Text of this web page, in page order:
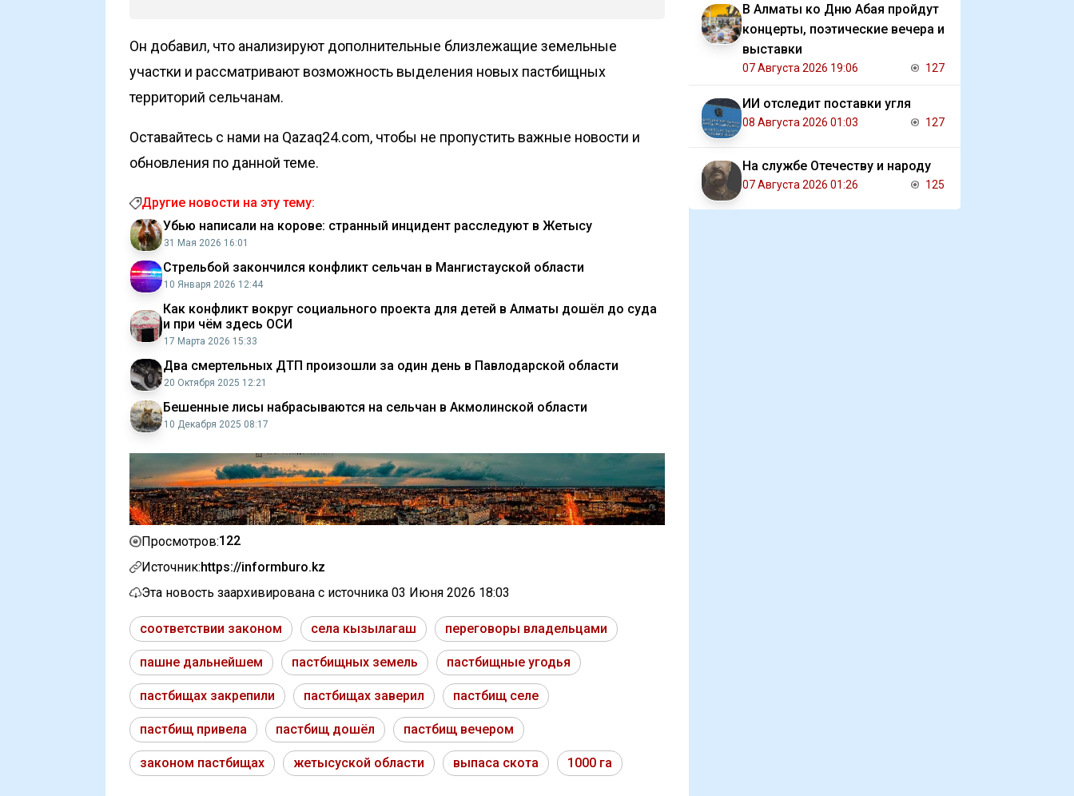
Он добавил, что анализируют дополнительные близлежащие земельные
участки и рассматривают возможность выделения новых пастбищных
территорий сельчанам.
Оставайтесь с нами на Qazaq24.com, чтобы не пропустить важные новости и
обновления по данной теме.
Другие новости на эту тему:
Убью написали на корове: странный инцидент расследуют в Жетысу
31 Мая 2026 16:01
Стрельбой закончился конфликт сельчан в Мангистауской области
10 Января 2026 12:44
Как конфликт вокруг социального проекта для детей в Алматы дошёл до суда
и при чём здесь ОСИ
17 Марта 2026 15:33
Два смертельных ДТП произошли за один день в Павлодарской области
20 Октября 2025 12:21
Бешенные лисы набрасываются на сельчан в Акмолинской области
10 Декабря 2025 08:17
Просмотров:122
Источник:https://informburo.kz
Эта новость заархивирована с источника 03 Июня 2026 18:03
соответствии законом села кызылагаш переговоры владельцами
пашне дальнейшем пастбищных земель пастбищные угодья
пастбищах закрепили пастбищах заверил пастбищ селе
пастбищ привела пастбищ дошёл пастбищ вечером
законом пастбищах жетысуской области выпаса скота 1000 га
В Алматы ко Дню Абая пройдут
концерты, поэтические вечера и
выставки
07 Августа 2026 19:06 127
ИИ отследит поставки угля
08 Августа 2026 01:03 127
На службе Отечеству и народу
07 Августа 2026 01:26 125